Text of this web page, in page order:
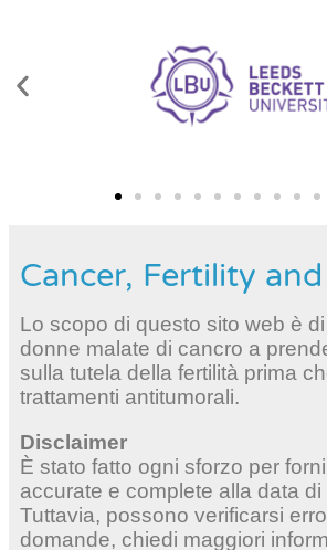
Cancer, Fertility
Lo scopo di questo sito web è
donne malate di cancro a
sulla tutela della fertilità prima
trattamenti antitumorali.
Disclaimer
È stato fatto ogni sforzo per
accurate e complete alla data
Tuttavia, possono verificarsi
domande, chiedi maggiori